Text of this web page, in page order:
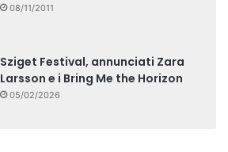
08/11/2011
Sziget Festival, annunciati Zara
Larsson e i Bring Me the Horizon
05/02/2026